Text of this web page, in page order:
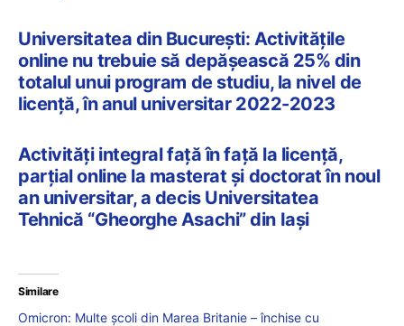
Universitatea din București: Activitățile
online nu trebuie să depășească 25% din
totalul unui program de studiu, la nivel de
licență, în anul universitar 2022-2023
Activități integral față în față la licență,
parțial online la masterat și doctorat în noul
an universitar, a decis Universitatea
Tehnică “Gheorghe Asachi” din Iași
Similare
Omicron: Multe școli din Marea Britanie – închise cu